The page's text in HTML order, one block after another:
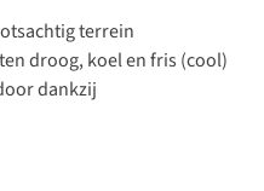
terrein
droog, koel en fris (cool)
dankzij